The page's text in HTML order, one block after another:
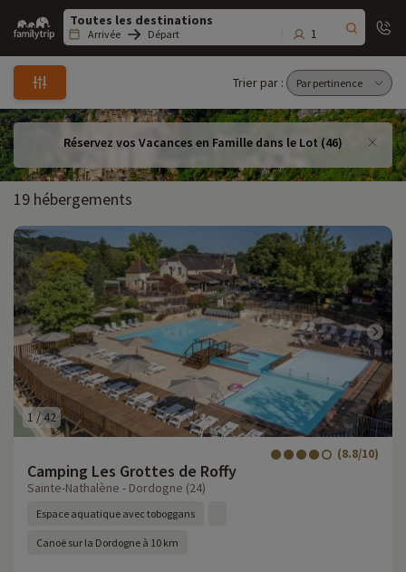
Family
trip
Arrivée Départ 1
Trier par :
Réservez vos Vacances en Famille dans le Lot (46)
19 hébergements
1/42
Camping Les Grottes de Roffy
(8.8/10)
Sainte-Nathalène - Dordogne (24)
Espace aquatique avec toboggans
Canoë sur la Dordogne à 10 km